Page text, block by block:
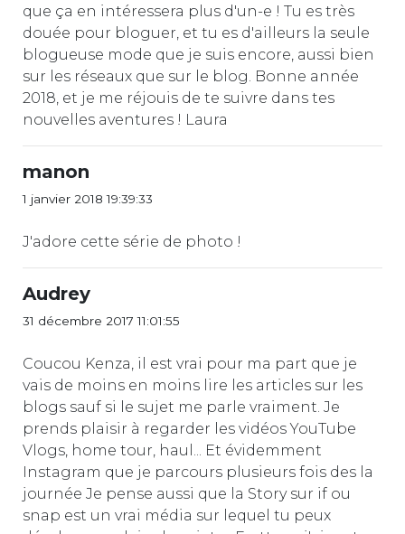
que ça en intéressera plus d'un-e ! Tu es très
douée pour bloguer, et tu es d'ailleurs la seule
blogueuse mode que je suis encore, aussi bien
sur les réseaux que sur le blog. Bonne année
2018, et je me réjouis de te suivre dans tes
nouvelles aventures ! Laura
manon
1 janvier 2018 19:39:33
J'adore cette série de photo !
Audrey
31 décembre 2017 11:01:55
Coucou Kenza, il est vrai pour ma part que je
vais de moins en moins lire les articles sur les
blogs sauf si le sujet me parle vraiment. Je
prends plaisir à regarder les vidéos YouTube
Vlogs, home tour, haul... Et évidemment
Instagram que je parcours plusieurs fois des la
journée Je pense aussi que la Story sur if ou
snap est un vrai média sur lequel tu peux